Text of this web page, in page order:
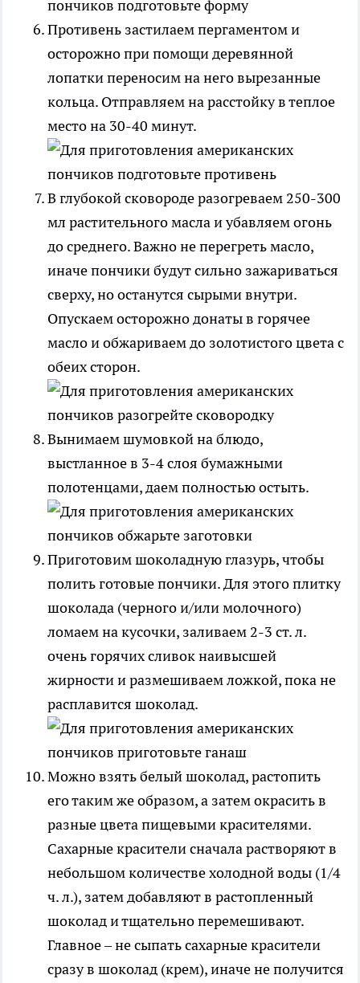
Противень застилаем пергаментом и
осторожно при помощи деревянной
лопатки переносим на него вырезанные
кольца. Отправляем на расстойку в теплое
место на 30-40 минут.
В глубокой сковороде разогреваем 250-300
мл растительного масла и убавляем огонь
до среднего. Важно не перегреть масло,
иначе пончики будут сильно зажариваться
сверху, но останутся сырыми внутри.
Опускаем осторожно донаты в горячее
масло и обжариваем до золотистого цвета с
обеих сторон.
Вынимаем шумовкой на блюдо,
выстланное в 3-4 слоя бумажными
полотенцами, даем полностью остыть.
Приготовим шоколадную глазурь, чтобы
полить готовые пончики. Для этого плитку
шоколада (черного и/или молочного)
ломаем на кусочки, заливаем 2-3 ст. л.
очень горячих сливок наивысшей
жирности и размешиваем ложкой, пока не
расплавится шоколад.
Можно взять белый шоколад, растопить
его таким же образом, а затем окрасить в
разные цвета пищевыми красителями.
Сахарные красители сначала растворяют в
небольшом количестве холодной воды (1/4
ч. л.), затем добавляют в растопленный
шоколад и тщательно перемешивают.
Главное – не сыпать сахарные красители
сразу в шоколад (крем), иначе не получится